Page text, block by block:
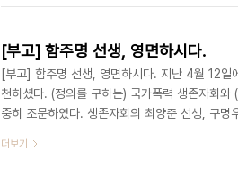
이 사건에 연루된 것은 생계를 위해 일거리를
[부고] 함주명 선생, 영면하시다.
[부고] 함주명 선생, 영면하시다. 지난 4월 12
천하셨다. (정의를 구하는) 국가폭력 생존자회
중히 조문하였다. 생존자회의 최양준 선생, 구
공분실에 45일간 불법구금되어 고문 등 가혹행
더보기